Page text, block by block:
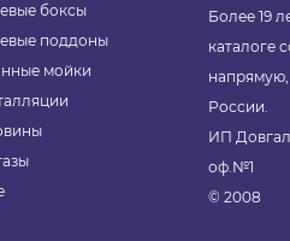
боксы
поддоны
мойки
Более 19
каталоге
России.
ИП
оф.№1
© 2008